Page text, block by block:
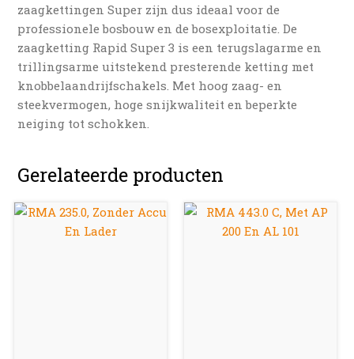
zaagkettingen Super zijn dus ideaal voor de
professionele bosbouw en de bosexploitatie. De
zaagketting Rapid Super 3 is een terugslagarme en
trillingsarme uitstekend presterende ketting met
knobbelaandrijfschakels. Met hoog zaag- en
steekvermogen, hoge snijkwaliteit en beperkte
neiging tot schokken.
Gerelateerde producten